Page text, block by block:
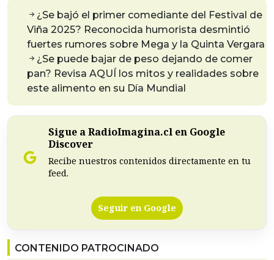
¿Se bajó el primer comediante del Festival de
Viña 2025? Reconocida humorista desmintió
fuertes rumores sobre Mega y la Quinta Vergara
¿Se puede bajar de peso dejando de comer
pan? Revisa AQUÍ los mitos y realidades sobre
este alimento en su Día Mundial
Sigue a RadioImagina.cl en Google
Discover
Recibe nuestros contenidos directamente en tu
feed.
Seguir en Google
CONTENIDO PATROCINADO